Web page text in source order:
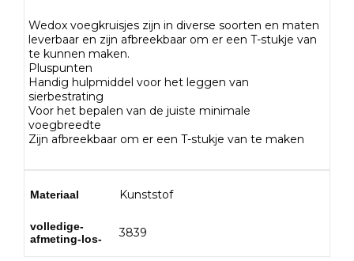
Wedox voegkruisjes zijn in diverse soorten en maten
leverbaar en zijn afbreekbaar om er een T-stukje van
te kunnen maken.
Pluspunten
Handig hulpmiddel voor het leggen van
sierbestrating
Voor het bepalen van de juiste minimale
voegbreedte
Zijn afbreekbaar om er een T-stukje van te maken
Materiaal Kunststof
volledige-
afmeting-los-
3839